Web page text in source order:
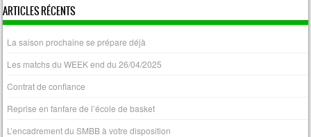
ARTICLES RÉCENTS
La saison prochaine se prépare déjà
Les matchs du WEEK end du 26/04/2025
Contrat de confiance
Reprise en fanfare de l’école de basket
L’encadrement du SMBB à votre disposition